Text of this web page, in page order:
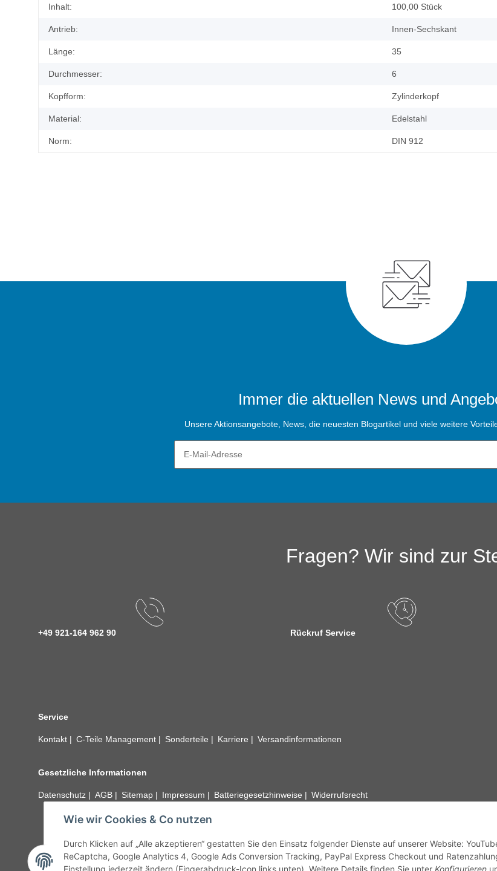
Wie wir Cookies & Co nutzen
Durch Klicken auf „Alle akzeptieren“ gestatten Sie den Einsatz folgender Dienste auf unserer Website:
ReCaptcha, Google Analytics 4, Google Ads Conversion Tracking, PayPal Express Checkout und
Einstellung jederzeit ändern (Fingerabdruck-Icon links unten). Weitere Details finden Sie unter Konfigurieren
Produkteigenschaft
Wert
Inhalt: 100,00 Stück
Antrieb: Innen-Sechskant
Länge: 35
Durchmesser: 6
Kopfform: Zylinderkopf
Material: Edelstahl
Norm: DIN 912
Immer die aktuellen News und
Unsere Aktionsangebote, News, die neuesten Blogartikel und viele weitere
Fragen? Wir sind zur
+49 921-164 962 90 Rückruf Service
Service
Kontakt C-Teile Management Sonderteile Karriere Versandinformationen
Gesetzliche Informationen
Datenschutz AGB Sitemap Impressum Batteriegesetzhinweise Widerrufsrecht
unseren Kundenservice. Abbildungen der Artikel können beispielhaft sein